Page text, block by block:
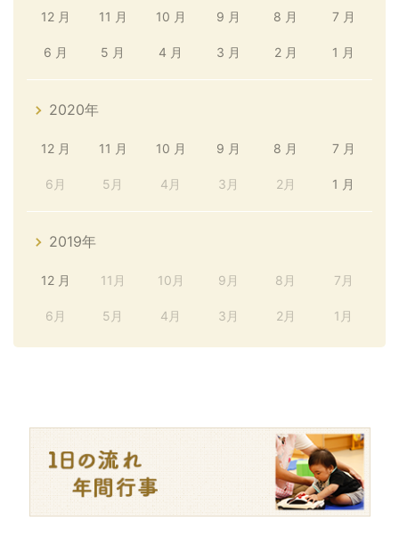
12 月 11 月 10 月 9 月 8 月 7 月
6 月 5 月 4 月 3 月 2 月 1 月
2020年
12 月 11 月 10 月 9 月 8 月 7 月
6月 5月 4月 3月 2月 1 月
2019年
12 月 11月 10月 9月 8月 7月
6月 5月 4月 3月 2月 1月